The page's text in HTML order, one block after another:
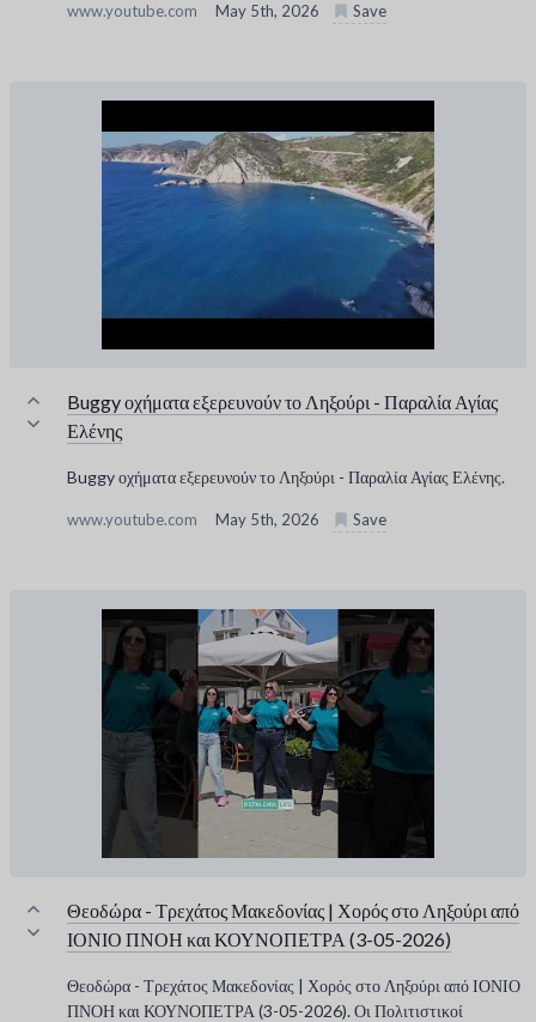
www.youtube.com May 5th, 2026 Save
Buggy οχήματα εξερευνούν το Ληξούρι - Παραλία Αγίας
Ελένης
Buggy οχήματα εξερευνούν το Ληξούρι - Παραλία Αγίας Ελένης.
www.youtube.com May 5th, 2026 Save
Θεοδώρα - Τρεχάτος Μακεδονίας | Χορός στο Ληξούρι από
ΙΟΝΙΟ ΠΝΟΗ και ΚΟΥΝΟΠΕΤΡΑ (3-05-2026)
Θεοδώρα - Τρεχάτος Μακεδονίας | Χορός στο Ληξούρι από ΙΟΝΙΟ
ΠΝΟΗ και ΚΟΥΝΟΠΕΤΡΑ (3-05-2026). Οι Πολιτιστικοί